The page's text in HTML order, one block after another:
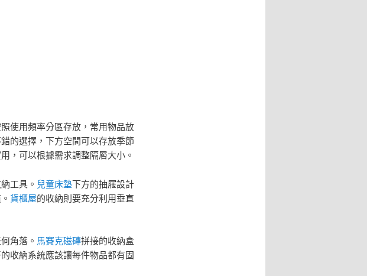
使用頻率分區存放，常用物品放
的選擇，下方空間可以存放季節
，可以根據需求調整隔層大小。
工具。 兒童床墊下方的抽屜設計
貨櫃屋的收納則要充分利用垂直
角落。 馬賽克磁磚拼接的收納盒
收納系統應該讓每件物品都有固